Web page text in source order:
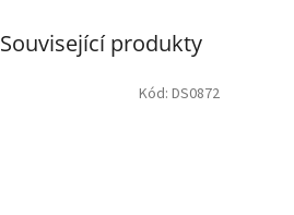
Související produkty
Kód: DS0872